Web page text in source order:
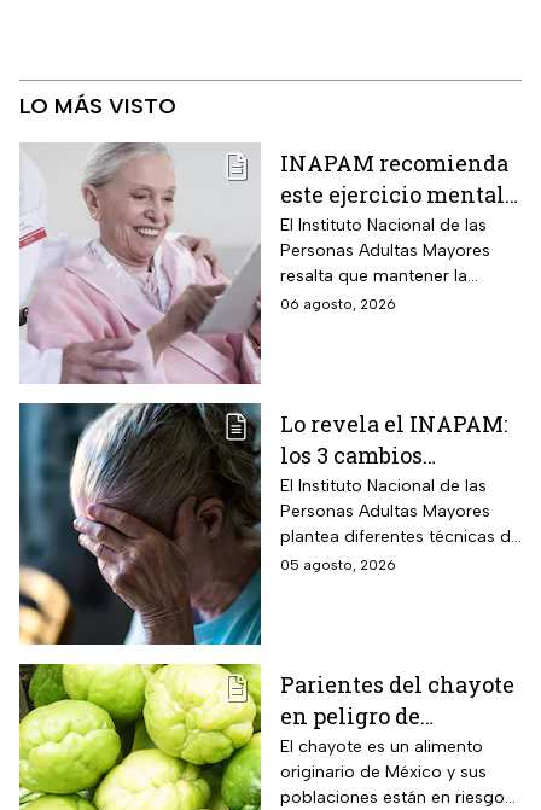
LO MÁS VISTO
INAPAM recomienda
este ejercicio mental
para adultos mayores
5 veces a la semana
durante 3 meses para
mejorar la atención
El Instituto Nacional de las
Personas Adultas Mayores
resalta que mantener la
disciplina es la clave para
06 agosto, 2026
Lo revela el INAPAM:
los 3 cambios
silenciosos que sufre
tu cerebro de forma
natural al envejecer
El Instituto Nacional de las
Personas Adultas Mayores
plantea diferentes técnicas de
estimulación mental para
05 agosto, 2026
Parientes del chayote
en peligro de
extinción, advierte
Instituto de Ecología
El chayote es un alimento
originario de México y sus
poblaciones están en riesgo